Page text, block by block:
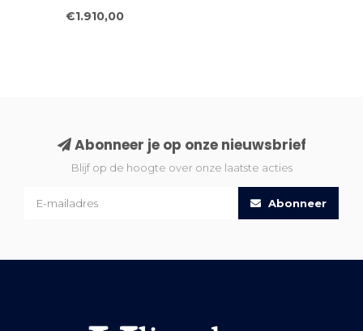
– 337 x 076 cm – Wol
€1.910,00
Abonneer je op onze nieuwsbrief
Blijf op de hoogte over onze laatste acties
Abonneer